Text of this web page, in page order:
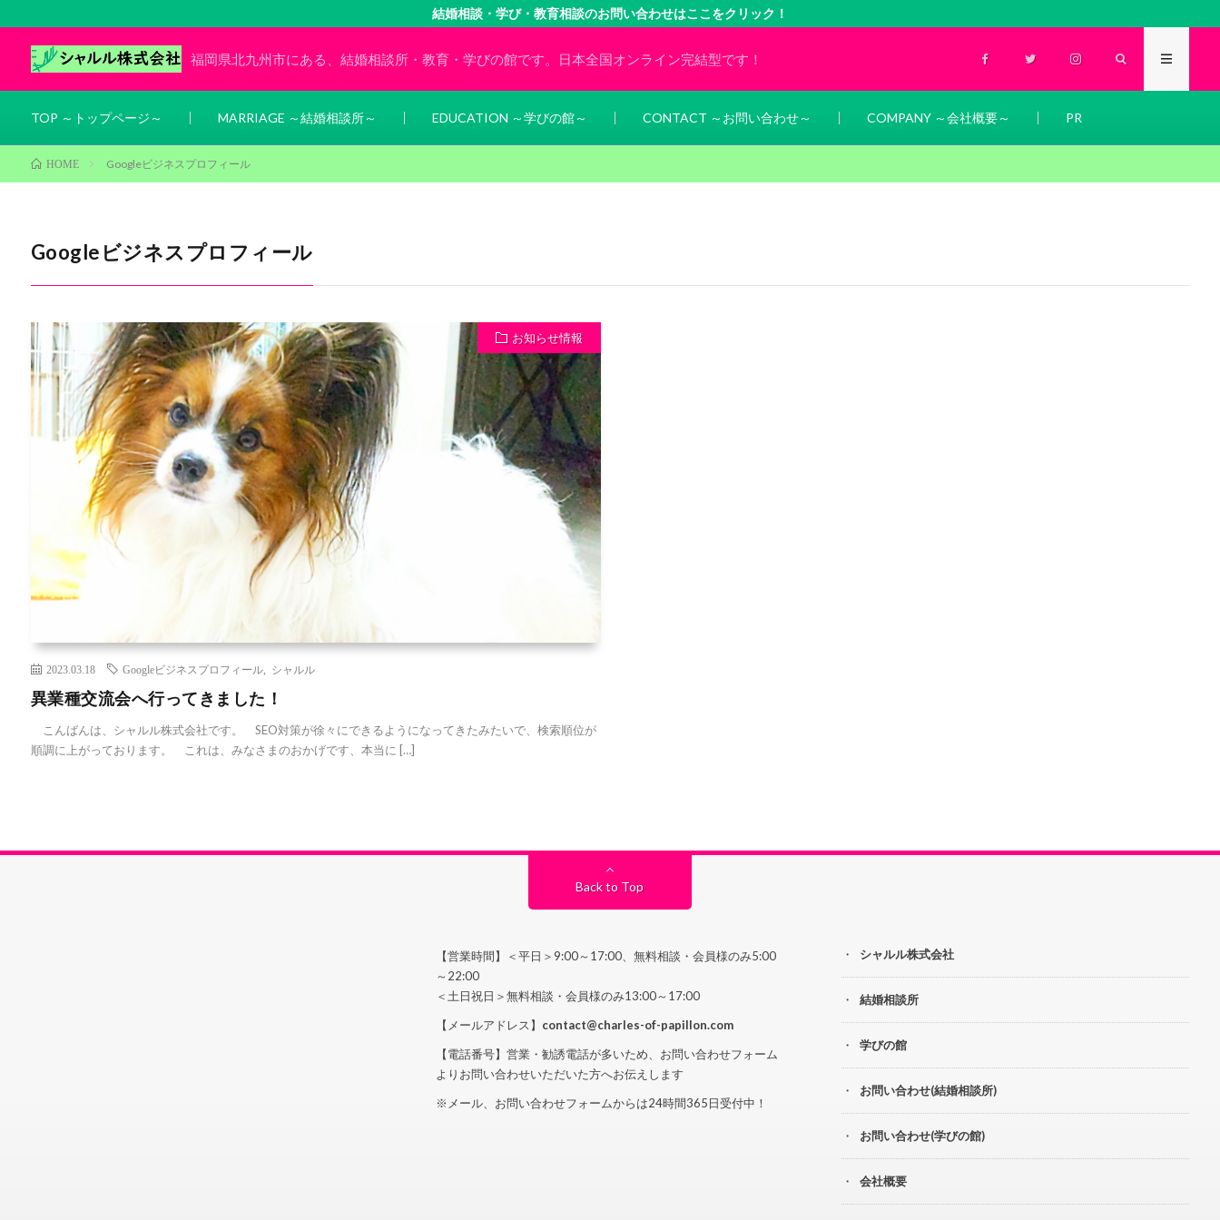
結婚相談・学び・教育相談のお問い合わせはここをクリック！
福岡県北九州市にある、結婚相談所・教育・学びの館です。日本全国オンライン完結型です！
TOP ～トップページ～ MARRIAGE ～結婚相談所～ EDUCATION ～学びの館～ CONTACT ～お問い合わせ～ COMPANY ～会社概要～ PR
HOME Googleビジネスプロフィール
Googleビジネスプロフィール
お知らせ情報
2023.03.18 Googleビジネスプロフィール, シャルル
異業種交流会へ行ってきました！
こんばんは、シャルル株式会社です。 SEO対策が徐々にできるようになってきたみたいで、検索順位が
順調に上がっております。 これは、みなさまのおかげです、本当に […]
Back to Top
【営業時間】＜平日＞9:00～17:00、無料相談・会員様のみ5:00
～22:00
＜土日祝日＞無料相談・会員様のみ13:00～17:00
【メールアドレス】 contact@charles-of-papillon.com
【電話番号】営業・勧誘電話が多いため、お問い合わせフォーム
よりお問い合わせいただいた方へお伝えします
※メール、お問い合わせフォームからは24時間365日受付中！
シャルル株式会社
結婚相談所
学びの館
お問い合わせ(結婚相談所)
お問い合わせ(学びの館)
会社概要